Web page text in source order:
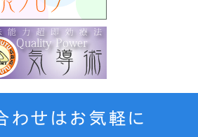
わせはお気軽に